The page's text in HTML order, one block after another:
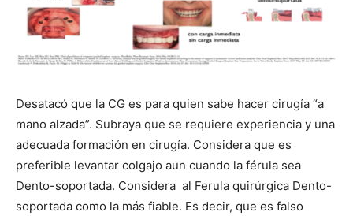
Desatacó que la CG es para quien sabe hacer cirugía “a
mano alzada”. Subraya que se requiere experiencia y una
adecuada formación en cirugía. Considera que es
preferible levantar colgajo aun cuando la férula sea
Dento-soportada. Considera al Ferula quirúrgica Dento-
soportada como la más fiable. Es decir, que es falso